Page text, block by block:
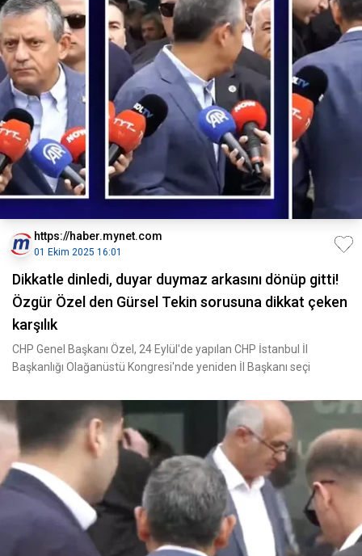
https://haber.mynet.com
01 Ekim 2025 16:01
Dikkatle dinledi, duyar duymaz arkasını dönüp gitti!
Özgür Özel den Gürsel Tekin sorusuna dikkat çeken
karşılık
CHP Genel Başkanı Özel, 24 Eylül'de yapılan CHP İstanbul İl
Başkanlığı Olağanüstü Kongresi'nde yeniden İl Başkanı seçi